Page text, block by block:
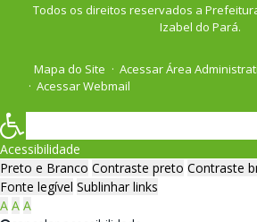
Todos os direitos reservados a
Izabel do Pará.
Mapa do Site
Acessar Área
Acessar Webmail
Acessibilidade
Preto e Branco Contraste preto Contraste
Fonte legível Sublinhar links
A A A